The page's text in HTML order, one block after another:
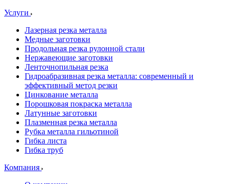
Услуги
Лазерная резка металла
Медные заготовки
Продольная резка рулонной стали
Нержавеющие заготовки
Ленточнопильная резка
Гидроабразивная резка металла: современный и
эффективный метод резки
Цинкование металла
Порошковая покраска металла
Латунные заготовки
Плазменная резка металла
Рубка металла гильотиной
Гибка листа
Гибка труб
Компания